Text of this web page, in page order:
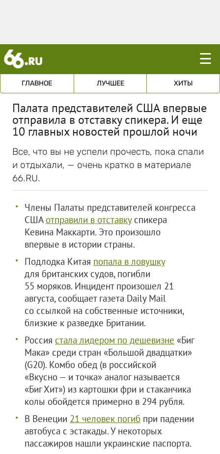
☰
ГЛАВНОЕ ЛУЧШЕЕ ХИТЫ
Палата представителей США впервые
отправила в отставку спикера. И еще
10 главных новостей прошлой ночи
Все, что вы не успели прочесть, пока спали
и отдыхали, — очень кратко в материале
66.RU.
Члены Палаты представителей конгресса
США отправили в отставкуспикера
Кевина Маккарти. Это произошло
впервые в истории страны.
Подлодка Китая попала в ловушку
для британских судов, погибли
55 моряков. Инцидент произошел 21
августа, сообщает газета Daily Mail
со ссылкой на собственные источники,
близкие к разведке Британии.
Россия стала лидером по дешевизне «Биг
Мака» среди стран «Большой двадцатки»
(G20). Комбо обед (в российской
«Вкусно — и точка» аналог называется
«Биг Хит») из картошки фри и стаканчика
колы обойдется примерно в 294 рубля.
В Венеции 21 человек погиб при падении
автобуса с эстакады. У некоторых
пассажиров нашли украинские паспорта.